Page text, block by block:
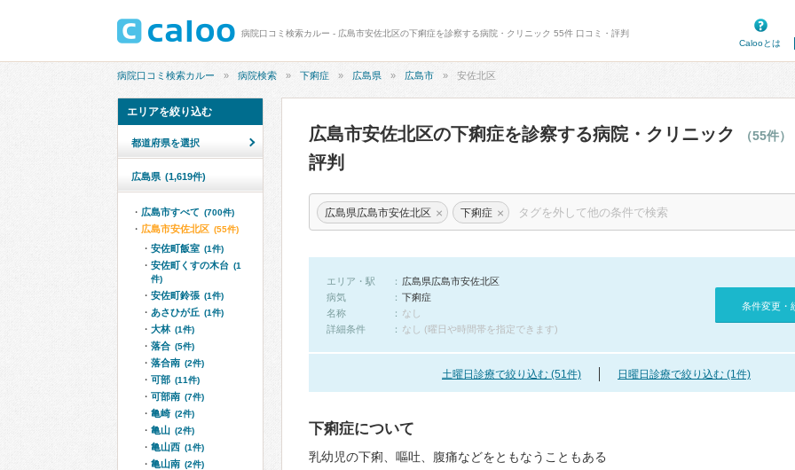
病院口コミ検索カルー - 広島市安佐北区の下痢症を診察する病院・クリニック 55件 口コミ・評判
Calooとは
病院口コミ検索カルー 病院検索 下痢症 広島県 広島市 安佐北区
広島市安佐北区の下痢症を診察する病院・クリニック （55件）
評判
広島県広島市安佐北区 × 下痢症 ×
エリア・駅
広島県広島市安佐北区
病気
下痢症
名称
なし
詳細条件
なし (曜日や時間帯を指定できます)
条件変更・
土曜日診療で絞り込む (51件) 日曜日診療で絞り込む (1件)
下痢症について
乳幼児の下痢、嘔吐、腹痛などをともなうこともある
エリアを絞り込む
都道府県を選択
広島県 (1,619件)
広島市すべて (700件)
広島市安佐北区 (55件)
安佐町飯室 (1件)
安佐町くすの木台 (1
件)
安佐町鈴張 (1件)
あさひが丘 (1件)
大林 (1件)
落合 (5件)
落合南 (2件)
可部 (11件)
可部南 (7件)
亀崎 (2件)
亀山 (2件)
亀山西 (1件)
亀山南 (2件)